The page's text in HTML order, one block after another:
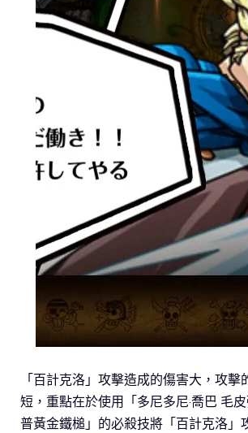
「百計克洛」攻擊造成的傷害大，攻擊
短，重點在於使用「多尼多尼·喬巴 毛
普黃金鐵槌」的必殺技將「百計克洛」